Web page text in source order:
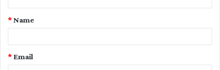
t
Name
*
Email
*